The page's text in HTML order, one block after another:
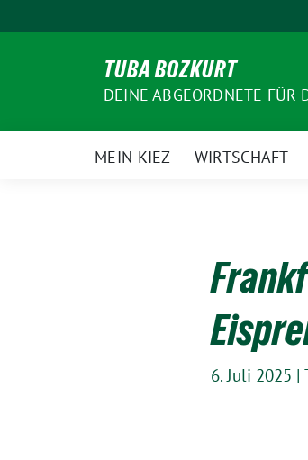
zum
TUBA BOZKURT
DEINE ABGEORDNETE FÜR
MEIN KIEZ WIRTSCHAFT
6. Juli 2025 |